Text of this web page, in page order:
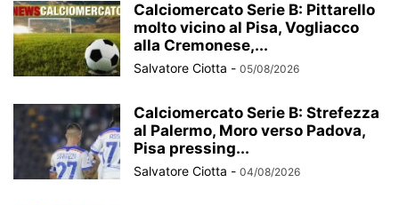
Calciomercato Serie B: Pittarello
molto vicino al Pisa, Vogliacco
alla Cremonese,...
Salvatore Ciotta - 05/08/2026
Calciomercato Serie B: Strefezza
al Palermo, Moro verso Padova,
Pisa pressing...
Salvatore Ciotta - 04/08/2026